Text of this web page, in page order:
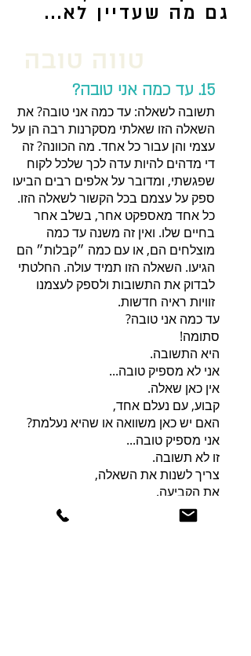
גם מה שעדיין לא...
15. עד כמה אני טובה?
תשובה לשאלה: עד כמה אני טובה? את
השאלה הזו שאלתי מסקרנות רבה הן על
עצמי והן עבור כל אחד. מה הכוונה? זה
די מדהים להיות עדה לכך שלכל לקוח
שפגשתי, ומדובר על אלפים רבים הביעו
ספק על עצמם בכל הקשור לשאלה הזו.
כל אחד מאספקט אחר, בשלב אחר
בחיים שלו. ואין זה משנה עד כמה
מוצלחים הם, או עם כמה ״קבלות״ הם
הגיעו. השאלה הזו תמיד עולה. החלטתי
לבדוק את התשובות ולספק לעצמנו
זוויות ראיה חדשות.
טווה טובה
עד כמה אני טובה?
סתומה!
היא התשובה.
אני לא מספיק טובה...
אין כאן שאלה.
קבוע, עם נעלם אחד,
האם יש כאן משוואה או שהיא נעלמת?
אני מספיק טובה...
זו לא תשובה.
צריך לשנות את השאלה,
את הקביעה.
אני טווה מסליל.
את הרשת שלי,